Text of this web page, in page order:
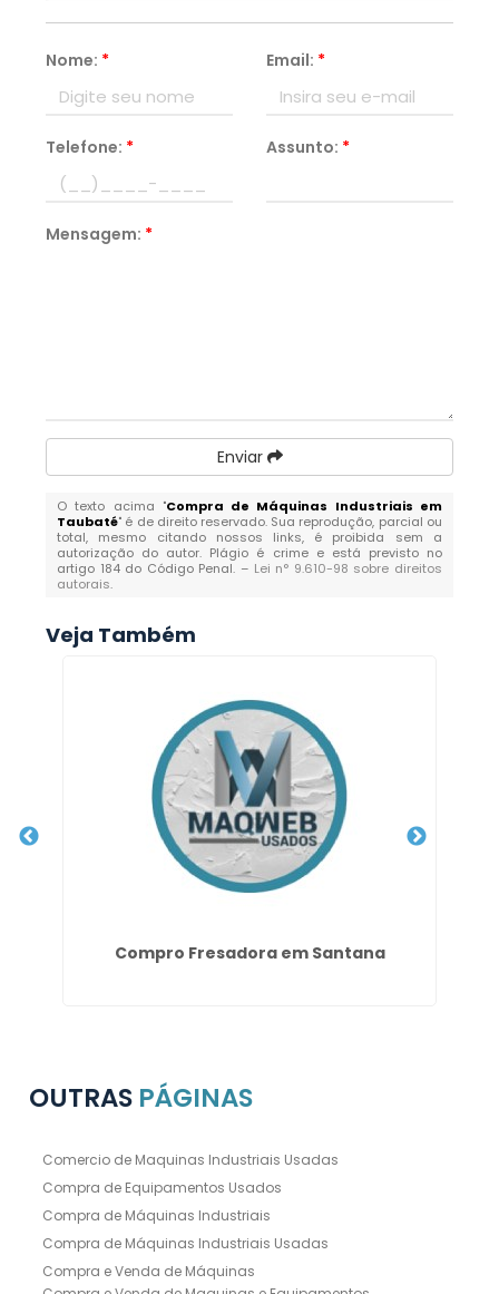
Nome: * Email: *
Telefone: * Assunto: *
Mensagem: *
Enviar
O texto acima "Compra de Máquinas Industriais em
Taubaté" é de direito reservado. Sua reprodução, parcial ou
total, mesmo citando nossos links, é proibida sem a
autorização do autor. Plágio é crime e está previsto no
artigo 184 do Código Penal. – Lei n° 9.610-98 sobre direitos
autorais.
Veja Também
Compro Fresadora em Santana
OUTRAS PÁGINAS
Comercio de Maquinas Industriais Usadas
Compra de Equipamentos Usados
Compra de Máquinas Industriais
Compra de Máquinas Industriais Usadas
Compra e Venda de Máquinas